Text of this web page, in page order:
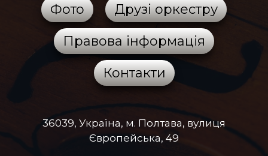
Фото
Друзі оркестру
Правова інформація
Контакти
36039, Україна, м. Полтава, вулиця
Європейська, 49